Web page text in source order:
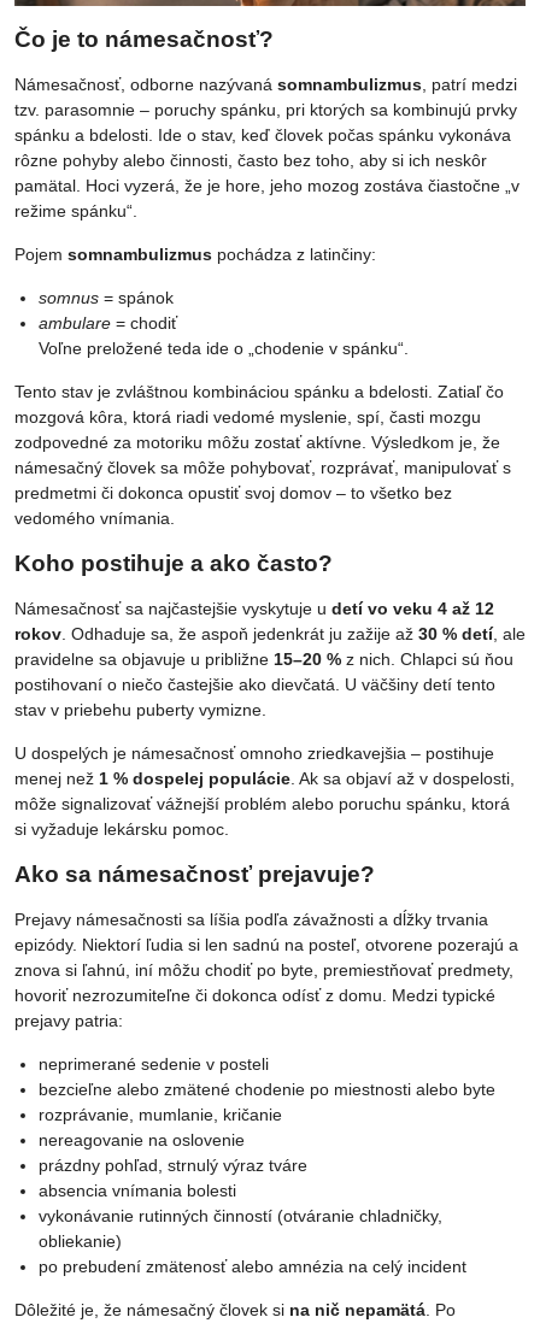
Čo je to námesačnosť?
Námesačnosť, odborne nazývaná somnambulizmus , patrí medzi
tzv. parasomnie – poruchy spánku, pri ktorých sa kombinujú prvky
spánku a bdelosti. Ide o stav, keď človek počas spánku vykonáva
rôzne pohyby alebo činnosti, často bez toho, aby si ich neskôr
pamätal. Hoci vyzerá, že je hore, jeho mozog zostáva čiastočne „v
režime spánku“.
Pojem somnambulizmus pochádza z latinčiny:
somnus = spánok
ambulare = chodiť
Voľne preložené teda ide o „chodenie v spánku“.
Tento stav je zvláštnou kombináciou spánku a bdelosti. Zatiaľ čo
mozgová kôra, ktorá riadi vedomé myslenie, spí, časti mozgu
zodpovedné za motoriku môžu zostať aktívne. Výsledkom je, že
námesačný človek sa môže pohybovať, rozprávať, manipulovať s
predmetmi či dokonca opustiť svoj domov – to všetko bez
vedomého vnímania.
Koho postihuje a ako často?
Námesačnosť sa najčastejšie vyskytuje u detí vo veku 4 až 12
rokov . Odhaduje sa, že aspoň jedenkrát ju zažije až 30 % detí, ale
pravidelne sa objavuje u približne 15–20 % z nich. Chlapci sú ňou
postihovaní o niečo častejšie ako dievčatá. U väčšiny detí tento
stav v priebehu puberty vymizne.
U dospelých je námesačnosť omnoho zriedkavejšia – postihuje
menej než 1 % dospelej populácie . Ak sa objaví až v dospelosti,
môže signalizovať vážnejší problém alebo poruchu spánku, ktorá
si vyžaduje lekársku pomoc.
Ako sa námesačnosť prejavuje?
Prejavy námesačnosti sa líšia podľa závažnosti a dĺžky trvania
epizódy. Niektorí ľudia si len sadnú na posteľ, otvorene pozerajú a
znova si ľahnú, iní môžu chodiť po byte, premiestňovať predmety,
hovoriť nezrozumiteľne či dokonca odísť z domu. Medzi typické
prejavy patria:
neprimerané sedenie v posteli
bezcieľne alebo zmätené chodenie po miestnosti alebo byte
rozprávanie, mumlanie, kričanie
nereagovanie na oslovenie
prázdny pohľad, strnulý výraz tváre
absencia vnímania bolesti
vykonávanie rutinných činností (otváranie chladničky,
obliekanie)
po prebudení zmätenosť alebo amnézia na celý incident
Dôležité je, že námesačný človek si na nič nepamätá . Po